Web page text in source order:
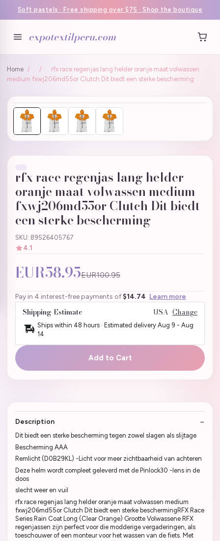
Soft pastels · Free shipping over $75 · Shop the boutique
expotextilperu.com
Home / /
rfx race regenjas lang helder oranje maat volwassen
medium fxwj206md55or Clutch Dit biedt een sterke bescherming
rfx race regenjas lang helder
oranje maat volwassen medium
fxwj206md55or Clutch Dit biedt
een sterke bescherming
SKU: 89526405767
4.1
EUR58.95EUR100.95
Pay in 4 interest-free payments of $14.74 Learn more
Shipping Estimate USA Change
Ships within 48 hours · Estimated delivery Aug 9 - Aug
14
Add to Cart
Description
Dit biedt een sterke bescherming tegen zowel slagen als slijtage
Bescherming AAA
Remlicht (D0B29KL) -Licht voor meer zichtbaarheid van achteren
Deze helm wordt compleet geleverd met de Pinlock30 -lens in de
doos
slecht weer en vuil
rfx race regenjas lang helder oranje maat volwassen medium
fxwj206md55or Clutch Dit biedt een sterke beschermingRFX Race
Series Rain Coat Long (Clear Orange) Grootte Volwassene RFX
regenjassen zijn perfect voor die modderige vergaderingen, als
toeschouwer of een monteur voor het wassen van de fiets. Met